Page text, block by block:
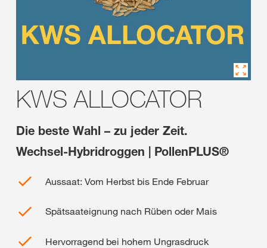
KWS ALLOCATOR
Die beste Wahl – zu jeder Zeit.
Wechsel-Hybridroggen | PollenPLUS®
Aussaat: Vom Herbst bis Ende Februar
Spätsaateignung nach Rüben oder Mais
Hervorragend bei hohem Ungrasdruck